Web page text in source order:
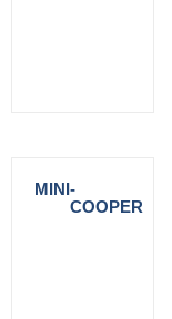
MINI-
COOPER